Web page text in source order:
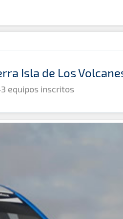
Isla de Los
equipos inscritos